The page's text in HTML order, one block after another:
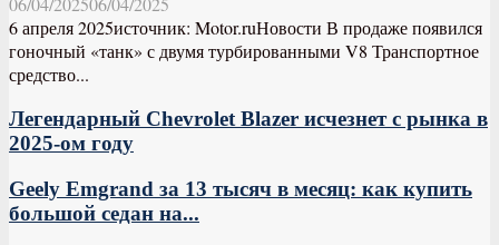
6 апреля 2025источник: Motor.ruНовости В продаже появился
гоночный «танк» с двумя турбированными V8 Транспортное
средство...
Легендарный Chevrolet Blazer исчезнет с рынка в
2025-ом году
Geely Emgrand за 13 тысяч в месяц: как купить
большой седан на...